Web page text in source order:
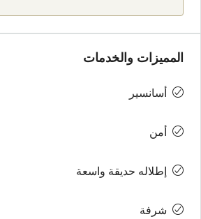
المميزات والخدمات
أسانسير
أمن
إطلاله حديقة واسعة
شرفة